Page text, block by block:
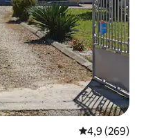
Évaluation
4,9 (269)